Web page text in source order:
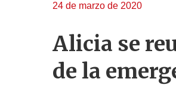
24 de marzo de 2020
Alicia se
de la